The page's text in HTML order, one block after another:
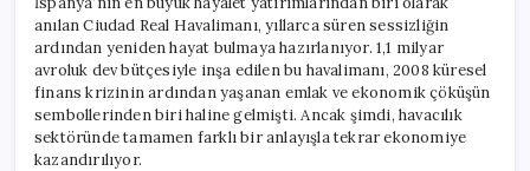
Havalimanı
Yeni
Bir
Başlangıç
İçin
Hazırlanıyor
için
anılan Ciudad Real Havalimanı, yıllarca süren sessizliğin
ardından yeniden hayat bulmaya hazırlanıyor. 1,1 milyar
avroluk dev bütçesiyle inşa edilen bu havalimanı, 2008 küresel
finans krizinin ardından yaşanan emlak ve ekonomik çöküşün
sembollerinden biri haline gelmişti. Ancak şimdi, havacılık
sektöründe tamamen farklı bir anlayışla tekrar ekonomiye
kazandırılıyor.